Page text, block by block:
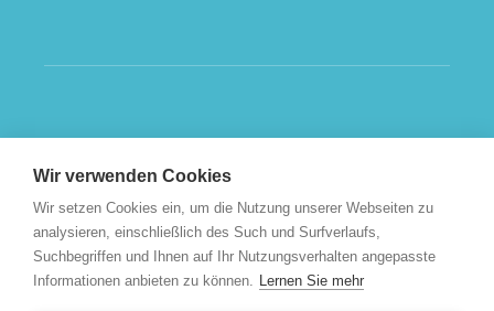
Wir verwenden Cookies
Wir setzen Cookies ein, um die Nutzung unserer Webseiten zu
analysieren, einschließlich des Such und Surfverlaufs,
Suchbegriffen und Ihnen auf Ihr Nutzungsverhalten angepasste
Informationen anbieten zu können. Lernen Sie mehr